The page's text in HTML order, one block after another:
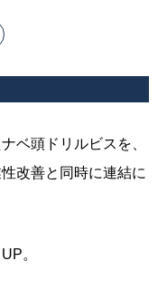
ベ頭ドリルビスを、
改善と同時に連結に
。